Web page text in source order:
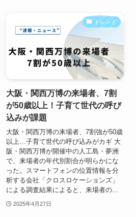
トレンド
大阪・関西万博の来場者、7割
が50歳以上！子育て世代の呼び
込みが課題
大阪・関西万博の来場者、7割強が50歳
以上…子育て世代の呼び込みがカギ 大
阪・関西万博が開催中の人工島・夢洲
で、来場者の年代別割合が明らかにな
った。スマートフォンの位置情報を分
析する会社「クロスロケーションズ」
による調査結果によると、来場者の...
2025年4月27日